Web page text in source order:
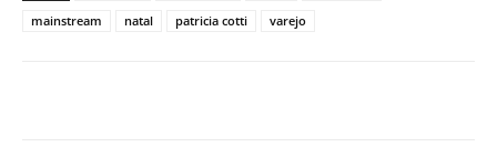
mainstream
natal patricia cotti varejo